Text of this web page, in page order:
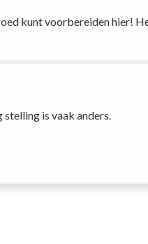
kunt voorbereiden hier!
stelling is vaak anders.